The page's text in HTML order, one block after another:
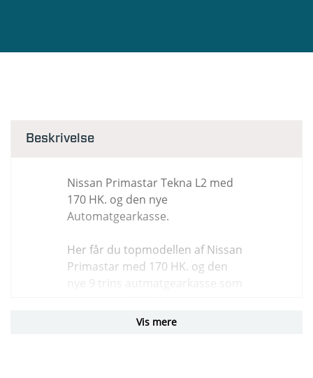
Beskrivelse
Nissan Primastar Tekna L2 med
170 HK. og den nye
Automatgearkasse.
Her får du topmodellen af Nissan
Primastar med 170 HK. og den
nye 9 trins autmatgearkasse som
Vis mere